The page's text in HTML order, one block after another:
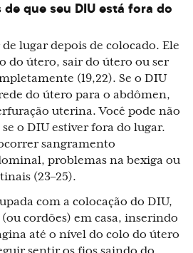
que seu DIU está fora do
lugar depois de colocado. Ele
do útero, sair do útero ou ser
(19,22). Se o DIU
do útero para o abdômen,
uterina. Você pode não
o DIU estiver fora do lugar.
sangramento
problemas na bexiga ou
(23–25).
com a colocação do DIU,
cordões) em casa, inserindo
até o nível do colo do útero